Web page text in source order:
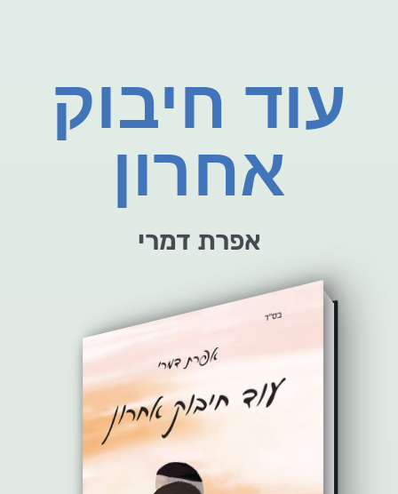
עוד חיבוק
אחרון
אפרת דמרי